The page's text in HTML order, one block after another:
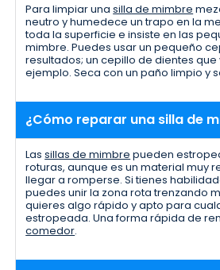
Para limpiar unasilla de mimbre
neutro y humedece un trapo en la
toda la superficie e insiste en las
mimbre. Puedes usar un pequeño
resultados; un cepillo de dientes que
ejemplo. Seca con un paño limpio y
¿Cómo reparar una silla de
Lassillas de mimbre pueden
roturas, aunque es un material muy
llegar a romperse. Si tienes
puedes unir la zona rota trenzando
quieres algo rápido y apto para
estropeada. Una forma rápida de
comedor.